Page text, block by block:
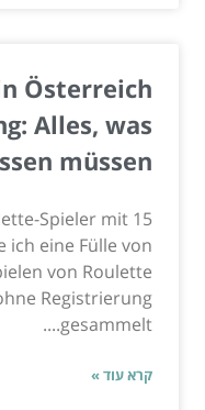
Österreich
Alles, was
müssen
Spieler mit 15
ich eine Fülle von
von Roulette
Registrierung
gesammelt....
קרא עוד »